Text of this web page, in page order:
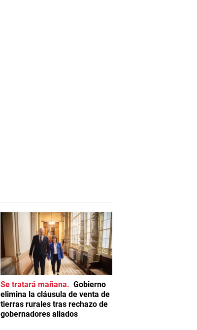
Se tratará mañana
Gobierno
elimina la cláusula de venta de
tierras rurales tras rechazo de
gobernadores aliados